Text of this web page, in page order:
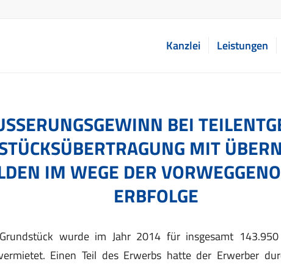
Kanzlei Leistungen
BEI
MIT
IM WEGE DER
RBFOLGE
wurde im Jahr 2014 für insgesamt
Einen Teil des Erwerbs hatte der Erwerber